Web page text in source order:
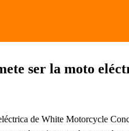
ser la moto
de White Motorcycle